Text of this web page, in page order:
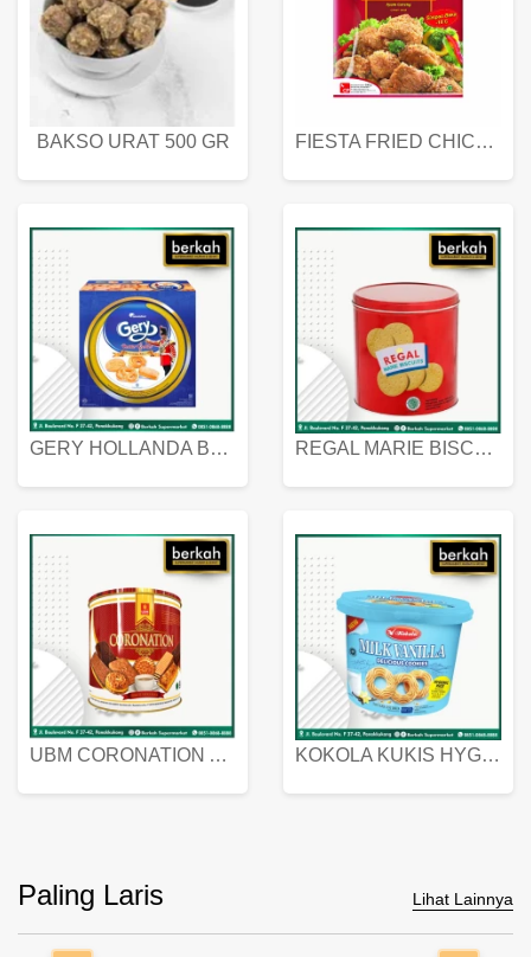
BAKSO URAT 500 GR FIESTA FRIED CHICKEN 500 GR
GERY HOLLANDA BUTTER COOKIES 450 GRAM REGAL MARIE BISCUIT KALENG 550 GRAM
UBM CORONATION ASSORTED BISKUIT KALENG 450 GRAM KOKOLA KUKIS HYGIENIC MILK VANILLA PACK 320 GR
Paling Laris Lihat Lainnya